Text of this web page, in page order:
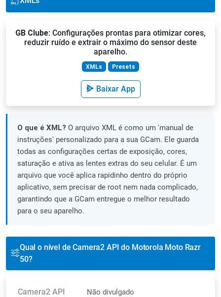
GB Clube: Configurações prontas para otimizar cores,
reduzir ruído e extrair o máximo do sensor deste
aparelho.
XMLs Presets
Baixar App
O que é XML? O arquivo XML é como um 'manual de
instruções' personalizado para a sua GCam. Ele guarda
todas as configurações certas de exposição, cores,
saturação e ativa as lentes extras do seu celular. É um
arquivo que você aplica rapidinho dentro do próprio
aplicativo, sem precisar de root nem nada complicado,
garantindo que a GCam entregue o melhor resultado
para o seu aparelho.
Qual o nível de Camera2 API do Motorola Moto Razr
50?
Camera2 API Não divulgado